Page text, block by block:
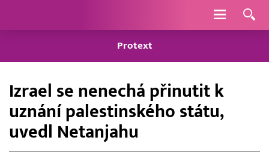
Navigace
Protext
Izrael se nenechá přinutit k
uznání palestinského státu,
uvedl Netanjahu